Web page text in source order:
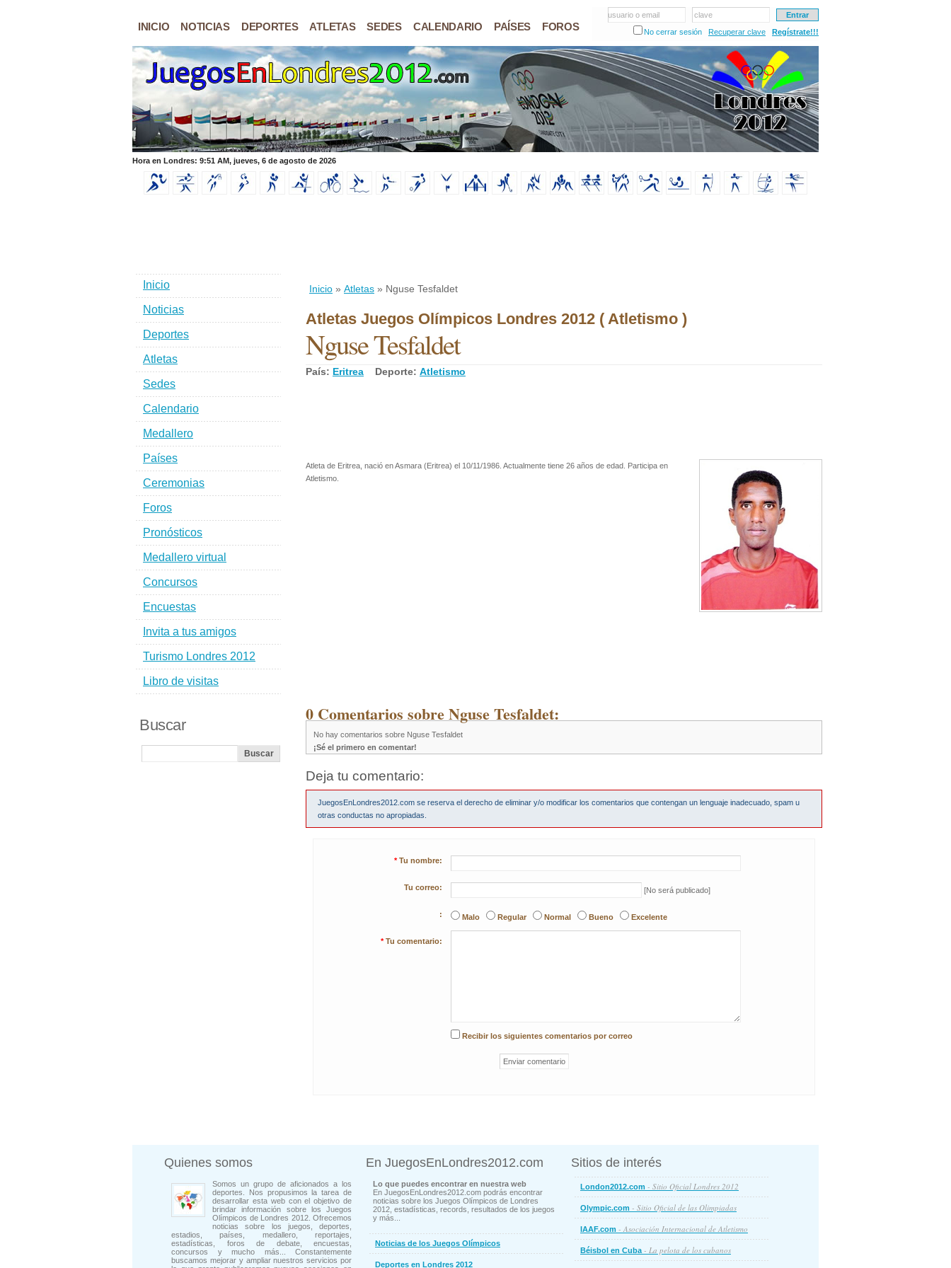
INICIO NOTICIAS DEPORTES ATLETAS SEDES CALENDARIO PAÍSES FOROS
usuario o email
clave
No cerrar sesión
Recuperar clave Regístrate!!!
Hora en Londres: 9:51 AM, jueves, 6 de agosto de 2026
Inicio » Atletas » Nguse Tesfaldet
Atletas Juegos Olímpicos Londres 2012 ( Atletismo )
Nguse Tesfaldet
País: Eritrea Deporte: Atletismo
Atleta de Eritrea, nació en Asmara (Eritrea) el 10/11/1986. Actualmente tiene 26 años de edad. Participa en
Atletismo.
0 Comentarios sobre Nguse Tesfaldet:
No hay comentarios sobre Nguse Tesfaldet
¡Sé el primero en comentar!
Deja tu comentario:
JuegosEnLondres2012.com se reserva el derecho de eliminar y/o modificar los comentarios que contengan un lenguaje inadecuado, spam u
otras conductas no apropiadas.
* Tu nombre:
Tu correo: [No será publicado]
: Malo Regular Normal Bueno Excelente
* Tu comentario:
Recibir los siguientes comentarios por correo
Inicio
Noticias
Deportes
Atletas
Sedes
Calendario
Medallero
Países
Ceremonias
Foros
Pronósticos
Medallero virtual
Concursos
Encuestas
Invita a tus amigos
Turismo Londres 2012
Libro de visitas
Buscar
Quienes somos
Somos un grupo de aficionados a los
deportes. Nos propusimos la tarea de
desarrollar esta web con el objetivo de
brindar información sobre los Juegos
Olímpicos de Londres 2012. Ofrecemos
noticias sobre los juegos, deportes,
estadios, países, medallero, reportajes,
estadísticas, foros de debate, encuestas,
concursos y mucho más... Constantemente
buscamos mejorar y ampliar nuestros servicios por
En JuegosEnLondres2012.com
Lo que puedes encontrar en nuestra web
En JuegosEnLondres2012.com podrás encontrar
noticias sobre los Juegos Olímpicos de Londres
2012, estadísticas, records, resultados de los juegos
y más...
Noticias de los Juegos Olímpicos
Deportes en Londres 2012
Sitios de interés
London2012.com - Sitio Oficial Londres 2012
Olympic.com - Sitio Oficial de las Olimpiadas
IAAF.com - Asociación Internacional de Atletismo
Béisbol en Cuba- La pelota de los cubanos